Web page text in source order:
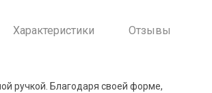
Характеристики Отзывы
ручкой. Благодаря своей форме,